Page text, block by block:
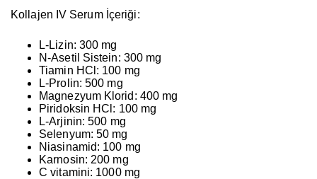
Kollajen IV Serum İçeriği:
L-Lizin: 300 mg
N-Asetil Sistein: 300 mg
Tiamin HCl: 100 mg
L-Prolin: 500 mg
Magnezyum Klorid: 400 mg
Piridoksin HCl: 100 mg
L-Arjinin: 500 mg
Selenyum: 50 mg
Niasinamid: 100 mg
Karnosin: 200 mg
C vitamini: 1000 mg